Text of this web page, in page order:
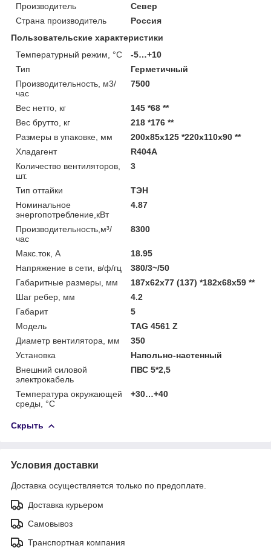
Производитель
Север
Страна производитель
Россия
Пользовательские характеристики
Температурный режим, °С
-5…+10
Тип
Герметичный
Производительность, м3/
час
7500
Вес нетто, кг
145 *68 **
Вес брутто, кг
218 *176 **
Размеры в упаковке, мм
200х85х125 *220х110х90 **
Хладагент
R404A
Количество вентиляторов,
шт.
3
Тип оттайки
ТЭН
Номинальное
энергопотребление,кВт
4.87
Производительность,м³/
час
8300
Макс.ток, А
18.95
Напряжение в сети, в/ф/гц
380/3~/50
Габаритные размеры, мм
187х62х77 (137) *182х68х59 **
Шаг ребер, мм
4.2
Габарит
5
Модель
TAG 4561 Z
Диаметр вентилятора, мм
350
Установка
Напольно-настенный
Внешний силовой
электрокабель
ПВС 5*2,5
Температура окружающей
среды, °С
+30…+40
Скрыть
Условия доставки
Доставка осуществляется только по предоплате.
Доставка курьером
Самовывоз
Транспортная компания